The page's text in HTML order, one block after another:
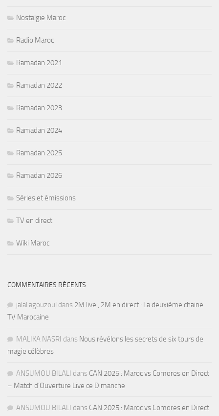
Nostalgie Maroc
Radio Maroc
Ramadan 2021
Ramadan 2022
Ramadan 2023
Ramadan 2024
Ramadan 2025
Ramadan 2026
Séries et émissions
TV en direct
Wiki Maroc
COMMENTAIRES RÉCENTS
jalal agouzoul dans 2M live , 2M en direct : La deuxième chaine
TV Marocaine
MALIKA NASRI dans Nous révélons les secrets de six tours de
magie célèbres
ANSUMOU BILALI dans CAN 2025 : Maroc vs Comores en Direct
– Match d’Ouverture Live ce Dimanche
ANSUMOU BILALI dans CAN 2025 : Maroc vs Comores en Direct